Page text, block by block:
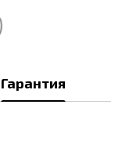
Гарантия